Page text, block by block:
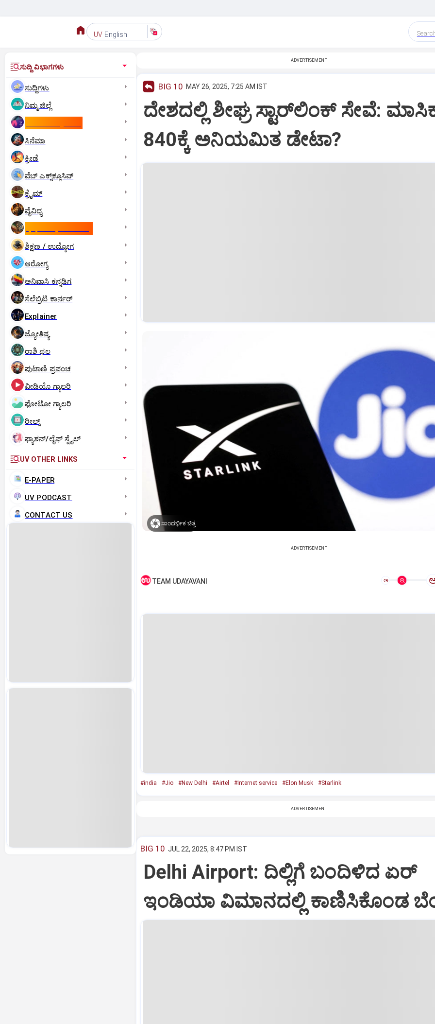
UV English
ಸುದ್ದಿ ವಿಭಾಗಗಳು
ಸುದ್ದಿಗಳು
ನಿಮ್ಮ ಜಿಲ್ಲೆ
ಸಿನೆಮಾ
ಕ್ರೀಡೆ
ವೆಬ್ ಎಕ್ಸ್‌ಕ್ಲೂಸಿವ್
ಕ್ರೈಮ್
ವೈವಿಧ್ಯ
ಶಿಕ್ಷಣ / ಉದ್ಯೋಗ
ಆರೋಗ್ಯ
ಅನಿವಾಸಿ ಕನ್ನಡಿಗ
ಸೆಲೆಬ್ರಿಟಿ ಕಾರ್ನರ್‌
Explainer
ಜ್ಯೋತಿಷ್ಯ
ರಾಶಿ ಫಲ
ಪುಟಾಣಿ ಪ್ರಪಂಚ
ವೀಡಿಯೊ ಗ್ಯಾಲರಿ
ಫೋಟೋ ಗ್ಯಾಲರಿ
ರೀಲ್ಸ್
ಫ್ಯಾಶನ್/ಲೈಫ್‌ ಸ್ಟೈಲ್
UV OTHER LINKS
E-PAPER
UV PODCAST
CONTACT US
ADVERTISEMENT
BIG 10 MAY 26, 2025, 7:25 AM IST
ದೇಶದಲ್ಲಿ ಶೀಘ್ರ ಸ್ಟಾರ್‌ಲಿಂಕ್‌ ಸೇವೆ:
840ಕ್ಕೆ ಅನಿಯಮಿತ ಡೇಟಾ?
ಸಾಂದರ್ಭಿಕ ಚಿತ್ರ
ADVERTISEMENT
TEAM UDAYAVANI ಅ
#india #Jio #New Delhi #Airtel #Internet service #Elon Musk #Starlink
ADVERTISEMENT
BIG 10 JUL 22, 2025, 8:47 PM IST
Delhi Airport: ದಿಲ್ಲಿಗೆ ಬಂದಿಳಿದ ಏರ್‌
ಇಂಡಿಯಾ ವಿಮಾನದಲ್ಲಿ ಕಾಣಿಸಿಕೊಂಡ